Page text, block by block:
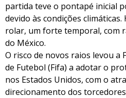
partida teve o pontapé inicial
devido às condições
rolar, um forte temporal, com
do México.
O risco de novos raios levou a
de Futebol (Fifa) a adotar o
nos Estados Unidos, com o
direcionamento dos